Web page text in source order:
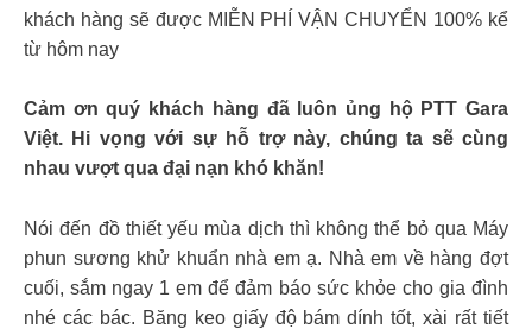
khách hàng sẽ được MIỄN PHÍ VẬN CHUYỂN 100% kể
từ hôm nay
Cảm ơn quý khách hàng đã luôn ủng hộ PTT Gara
Việt. Hi vọng với sự hỗ trợ này, chúng ta sẽ cùng
nhau vượt qua đại nạn khó khăn!
Nói đến đồ thiết yếu mùa dịch thì không thể bỏ qua Máy
phun sương khử khuẩn nhà em ạ. Nhà em về hàng đợt
cuối, sắm ngay 1 em để đảm báo sức khỏe cho gia đình
nhé các bác. Băng keo giấy độ bám dính tốt, xài rất tiết